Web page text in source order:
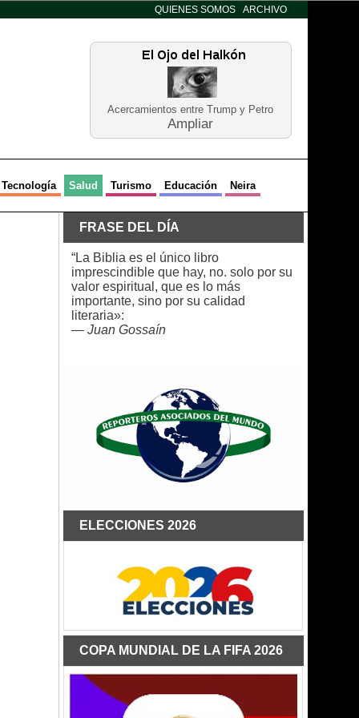
QUIENES SOMOS ARCHIVO
Acercamientos entre Trump y Petro
Ampliar
Tecnología Salud Turismo Educación Neira
FRASE DEL DÍA
“La Biblia es el único libro
imprescindible que hay, no. solo por su
valor espiritual, que es lo más
importante, sino por su calidad
literaria»:
— Juan Gossaín
ELECCIONES 2026
COPA MUNDIAL DE LA FIFA 2026